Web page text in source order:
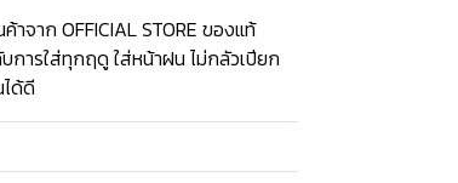
จาก OFFICIAL STORE ของแท้
บการใส่ทุกฤดู ใส่หน้าฝน ไม่กลัวเปียก
ด้ดี